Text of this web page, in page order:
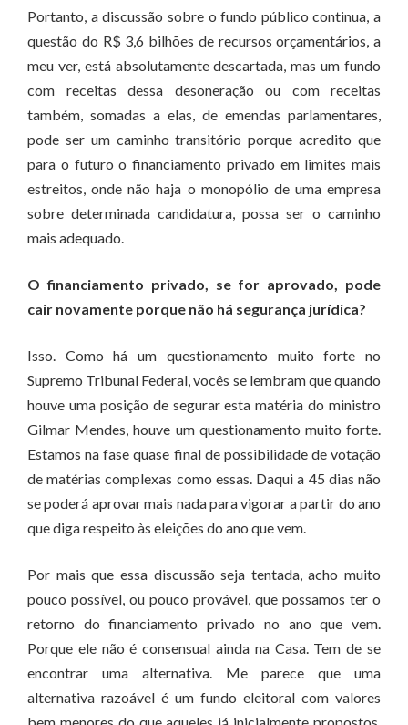
Portanto, a discussão sobre o fundo público continua, a
questão do R$ 3,6 bilhões de recursos orçamentários, a
meu ver, está absolutamente descartada, mas um fundo
com receitas dessa desoneração ou com receitas
também, somadas a elas, de emendas parlamentares,
pode ser um caminho transitório porque acredito que
para o futuro o financiamento privado em limites mais
estreitos, onde não haja o monopólio de uma empresa
sobre determinada candidatura, possa ser o caminho
mais adequado.
O financiamento privado, se for aprovado, pode
cair novamente porque não há segurança jurídica?
Isso. Como há um questionamento muito forte no
Supremo Tribunal Federal, vocês se lembram que quando
houve uma posição de segurar esta matéria do ministro
Gilmar Mendes, houve um questionamento muito forte.
Estamos na fase quase final de possibilidade de votação
de matérias complexas como essas. Daqui a 45 dias não
se poderá aprovar mais nada para vigorar a partir do ano
que diga respeito às eleições do ano que vem.
Por mais que essa discussão seja tentada, acho muito
pouco possível, ou pouco provável, que possamos ter o
retorno do financiamento privado no ano que vem.
Porque ele não é consensual ainda na Casa. Tem de se
encontrar uma alternativa. Me parece que uma
alternativa razoável é um fundo eleitoral com valores